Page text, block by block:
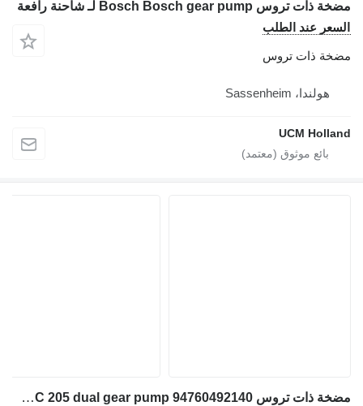
مضخة ذات تروس Bosch Bosch gear pump لـ شاحنة رافعة
السعر عند الطلب
مضخة ذات تروس
هولندا، Sassenheim
UCM Holland
مضخة ذات تروس Bosch AC 205 dual gear pump 94760492140 لـ شاحنة رافعة